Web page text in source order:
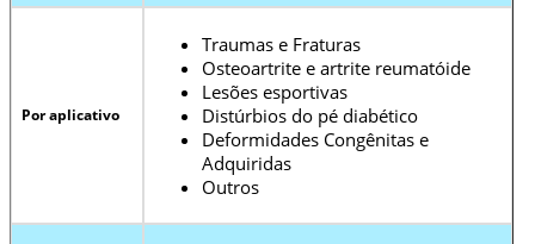
Por aplicativo
Traumas e Fraturas
Osteoartrite e artrite reumatóide
Lesões esportivas
Distúrbios do pé diabético
Deformidades Congênitas e
Adquiridas
Outros